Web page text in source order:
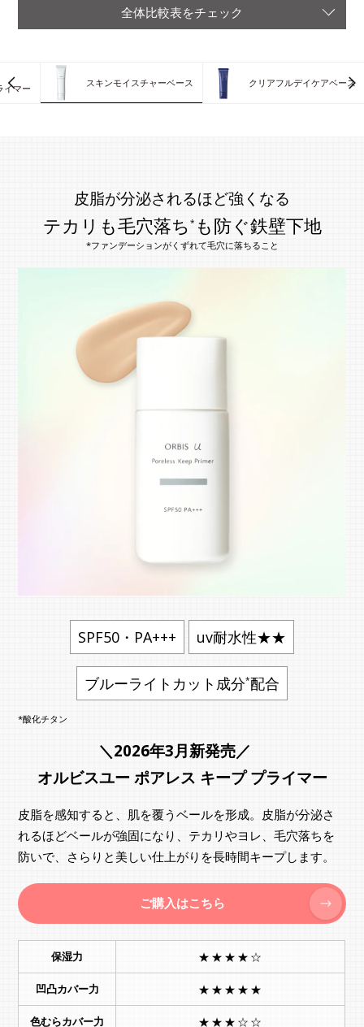
全体比較表をチェック
イマー スキンモイスチャーベース クリアフルデイケアベース
皮脂が分泌されるほど強くなる
テカリも毛穴落ち * も防ぐ鉄壁下地
*ファンデーションがくずれて毛穴に落ちること
SPF50・PA+++ uv耐水性★★
ブルーライトカット成分*配合
*酸化チタン
＼2026年3月新発売／
オルビスユー ポアレス キープ プライマー
皮脂を感知すると、肌を覆うベールを形成。皮脂が分泌さ
れるほどベールが強固になり、テカリやヨレ、毛穴落ちを
防いで、さらりと美しい仕上がりを長時間キープします。
ご購入はこちら
保湿力 ★★★★☆
凹凸カバー力 ★★★★★
色むらカバー力 ★★★☆☆